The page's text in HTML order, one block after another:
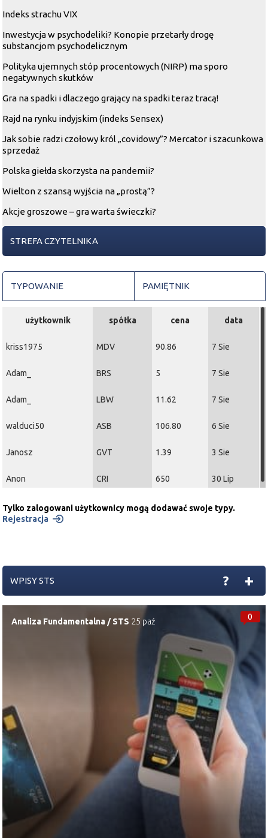
Indeks strachu VIX
Inwestycja w psychodeliki? Konopie przetarły drogę
substancjom psychodelicznym
Polityka ujemnych stóp procentowych (NIRP) ma sporo
negatywnych skutków
Gra na spadki i dlaczego grający na spadki teraz tracą!
Rajd na rynku indyjskim (indeks Sensex)
Jak sobie radzi czołowy król „covidowy”? Mercator i szacunkowa
sprzedaż
Polska giełda skorzysta na pandemii?
Wielton z szansą wyjścia na „prostą”?
Akcje groszowe– gra warta świeczki?
STREFA CZYTELNIKA
TYPOWANIE PAMIĘTNIK
użytkownik spółka cena data
kriss1975 MDV 90.86 7 Sie
Adam_ BRS 5 7 Sie
Adam_ LBW 11.62 7 Sie
walduci50 ASB 106.80 6 Sie
Janosz GVT 1.39 3 Sie
Anon CRI 650 30 Lip
Tylko zalogowani użytkownicy mogą dodawać swoje typy.
Rejestracja
WPISY STS +
?
0
Analiza Fundamentalna /STS 25 paź